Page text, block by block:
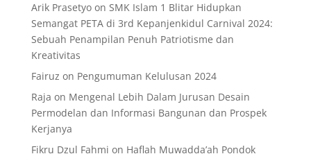
Arik Prasetyoon SMK Islam 1 Blitar Hidupkan
Semangat PETA di 3rd Kepanjenkidul Carnival 2024:
Sebuah Penampilan Penuh Patriotisme dan
Kreativitas
Fairuz on Pengumuman Kelulusan 2024
Raja on Mengenal Lebih Dalam Jurusan Desain
Permodelan dan Informasi Bangunan dan Prospek
Kerjanya
Fikru Dzul Fahmi on Haflah Muwadda’ah Pondok